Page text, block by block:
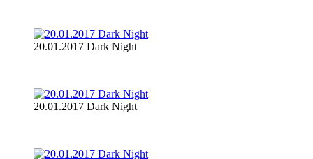
20.01.2017 Dark Night
20.01.2017 Dark Night